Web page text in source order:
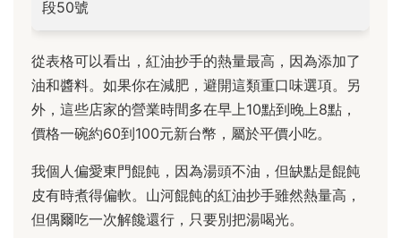
段50號
從表格可以看出，紅油抄手的熱量最高，因為添加了
油和醬料。如果你在減肥，避開這類重口味選項。另
外，這些店家的營業時間多在早上10點到晚上8點，
價格一碗約60到100元新台幣，屬於平價小吃。
我個人偏愛東門餛飩，因為湯頭不油，但缺點是餛飩
皮有時煮得偏軟。山河餛飩的紅油抄手雖然熱量高，
但偶爾吃一次解饞還行，只要別把湯喝光。